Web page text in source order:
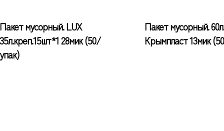
Пакет мусорный. LUX
35л.креп.15шт*1 28мик (50/
упак)
Пакет мусорный.
Крымпласт 13мик